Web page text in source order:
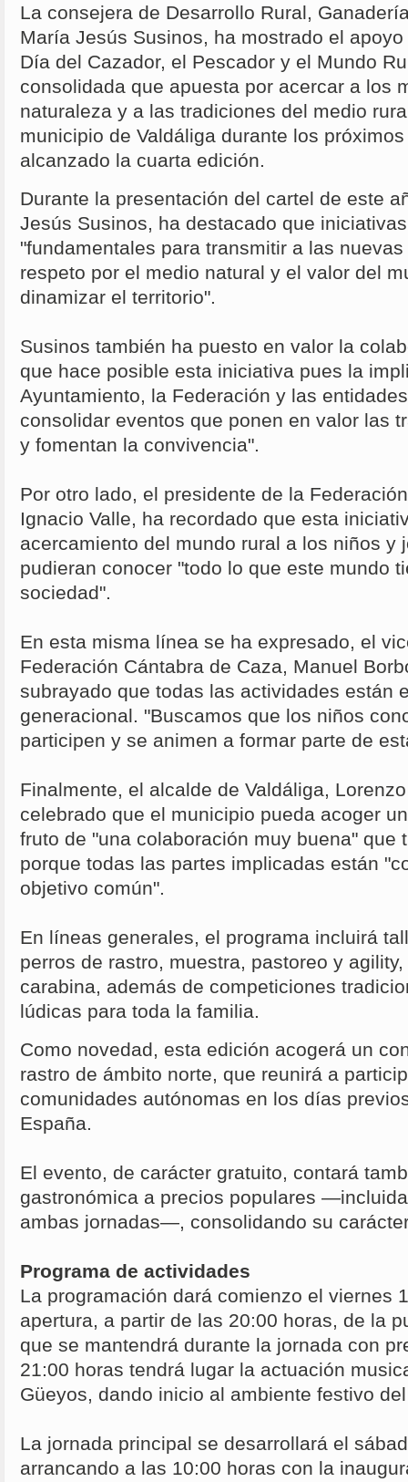
La consejera de Desarrollo Rural,
María Jesús Susinos, ha mostrado el
Día del Cazador, el Pescador y el Mundo
consolidada que apuesta por acercar a los
naturaleza y a las tradiciones del medio
municipio de Valdáliga durante los
alcanzado la cuarta edición.
Durante la presentación del cartel de este
Jesús Susinos, ha destacado que
"fundamentales para transmitir a las
respeto por el medio natural y el valor del
dinamizar el territorio".
Susinos también ha puesto en valor la
que hace posible esta iniciativa pues la
Ayuntamiento, la Federación y las
consolidar eventos que ponen en valor las
y fomentan la convivencia".
Por otro lado, el presidente de la
Ignacio Valle, ha recordado que esta
acercamiento del mundo rural a los niños y
pudieran conocer "todo lo que este mundo
sociedad".
En esta misma línea se ha expresado, el
Federación Cántabra de Caza, Manuel
subrayado que todas las actividades están
generacional. "Buscamos que los niños
participen y se animen a formar parte de
Finalmente, el alcalde de Valdáliga,
celebrado que el municipio pueda acoger
fruto de "una colaboración muy buena" que
porque todas las partes implicadas están
objetivo común".
En líneas generales, el programa incluirá
perros de rastro, muestra, pastoreo y
carabina, además de competiciones
lúdicas para toda la familia.
Como novedad, esta edición acogerá un
rastro de ámbito norte, que reunirá a
comunidades autónomas en los días
España.
El evento, de carácter gratuito, contará
gastronómica a precios populares
ambas jornadas—, consolidando su
Programa de actividades
La programación dará comienzo el viernes
apertura, a partir de las 20:00 horas, de la
que se mantendrá durante la jornada con
21:00 horas tendrá lugar la actuación
Güeyos, dando inicio al ambiente festivo
La jornada principal se desarrollará el
arrancando a las 10:00 horas con la